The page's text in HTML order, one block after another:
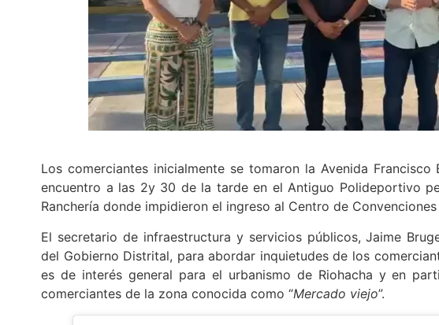
Los comerciantes inicialmente se tomaron la Avenida
encuentro a las 2y 30 de la tarde en el Antiguo Polideportivo
Ranchería donde impidieron el ingreso al Centro de
El secretario de infraestructura y servicios públicos, Jaime
del Gobierno Distrital, para abordar inquietudes de los
es de interés general para el urbanismo de Riohacha y en
comerciantes de la zona conocida como “Mercado viejo”.